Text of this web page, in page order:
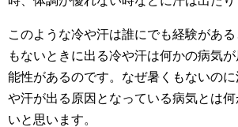
このような冷や汗は誰にでも経験があ
もないときに出る冷や汗は何かの病気
能性があるのです。なぜ暑くもないの
や汗が出る原因となっている病気とは
いと思います。